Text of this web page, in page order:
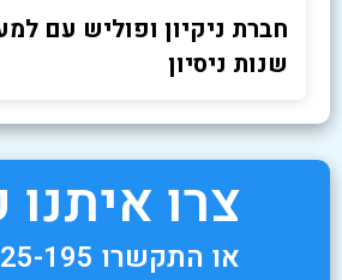
שנות ניסיון
צרו
או התקשרו 053-3525-195